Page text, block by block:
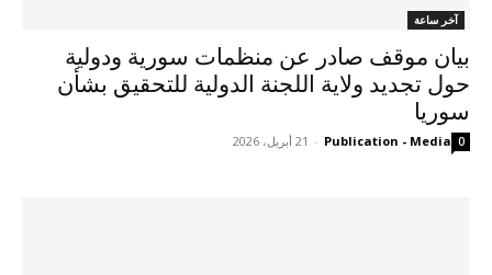
آخر ساعة
بيان موقف صادر عن منظمات سورية ودولية
حول تجديد ولاية اللجنة الدولية للتحقيق بشأن
سوريا
Publication - Media
- 21 أبريل، 2026 0